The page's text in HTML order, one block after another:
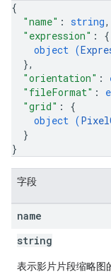
{
"name" : string,
"expression" : {
object (
},
"orientation" :
"fileFormat" :
"grid" : {
object (
}
}
字段
name
string
表示影片片段缩略图